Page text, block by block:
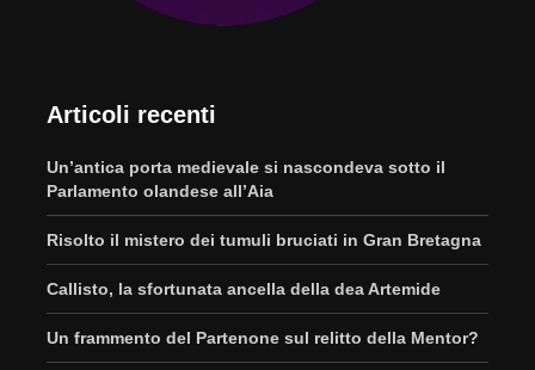
Articoli recenti
Un’antica porta medievale si nascondeva sotto il
Parlamento olandese all’Aia
Risolto il mistero dei tumuli bruciati in Gran Bretagna
Callisto, la sfortunata ancella della dea Artemide
Un frammento del Partenone sul relitto della Mentor?